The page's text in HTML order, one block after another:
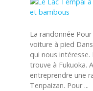
La randonnée
voiture à pied
qui nous
trouve à Fukuoka.
entreprendre une
Tenpaizan. Pour ...